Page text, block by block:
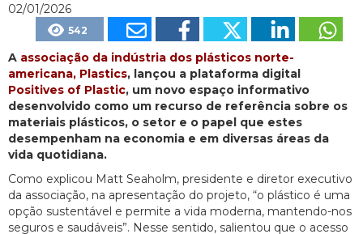
02/01/2026
542
A associação da indústria dos plásticos norte-
americana, Plastics, lançou a plataforma digital
Positives of Plastic, um novo espaço informativo
desenvolvido como um recurso de referência sobre os
materiais plásticos, o setor e o papel que estes
desempenham na economia e em diversas áreas da
vida quotidiana.
Como explicou Matt Seaholm, presidente e diretor executivo
da associação, na apresentação do projeto, “o plástico é uma
opção sustentável e permite a vida moderna, mantendo-nos
seguros e saudáveis”. Nesse sentido, salientou que o acesso